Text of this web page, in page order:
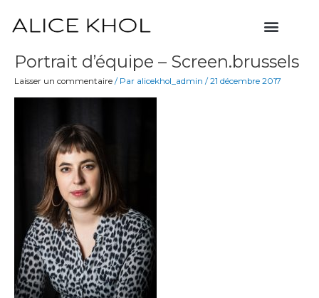
contenu
Menu
Portrait d’équipe – Screen.brussels
Laisser un commentaire / Par alicekhol_admin /21 décembre 2017